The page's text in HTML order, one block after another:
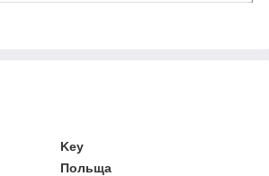
Key
Польща